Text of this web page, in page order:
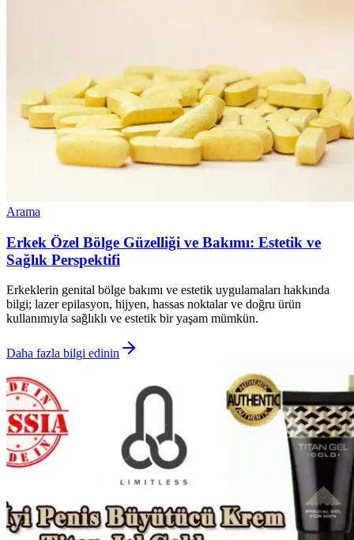
Arama
Erkek Özel Bölge Güzelliği ve Bakımı: Estetik ve
Sağlık Perspektifi
Erkeklerin genital bölge bakımı ve estetik uygulamaları hakkında
bilgi; lazer epilasyon, hijyen, hassas noktalar ve doğru ürün
kullanımıyla sağlıklı ve estetik bir yaşam mümkün.
Daha fazla bilgi edinin